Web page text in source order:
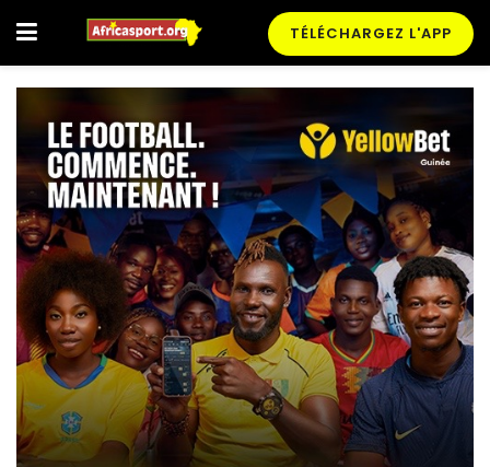
TÉLÉCHARGEZ L'APP